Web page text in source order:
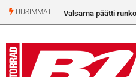
UUSIMMAT Valsarna päätti